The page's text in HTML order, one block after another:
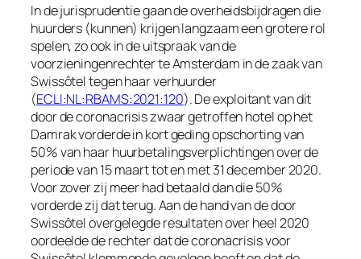
In de jurisprudentie gaan de overheidsbijdragen die
huurders (kunnen) krijgen langzaam een grotere rol
spelen, zo ook in de uitspraak van de
voorzieningenrechter te Amsterdam in de zaak van
Swissôtel tegen haar verhuurder
(ECLI:NL:RBAMS:2021:120). De exploitant van dit
door de coronacrisis zwaar getroffen hotel op het
Damrak vorderde in kort geding opschorting van
50% van haar huurbetalingsverplichtingen over de
periode van 15 maart tot en met 31 december 2020.
Voor zover zij meer had betaald dan die 50%
vorderde zij dat terug. Aan de hand van de door
Swissôtel overgelegde resultaten over heel 2020
oordeelde de rechter dat de coronacrisis voor